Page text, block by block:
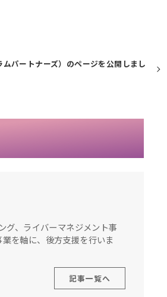
パートナーズ）のページを公開しまし
グ、ライバーマネジメント事
を軸に、後方支援を行いま
記事一覧へ